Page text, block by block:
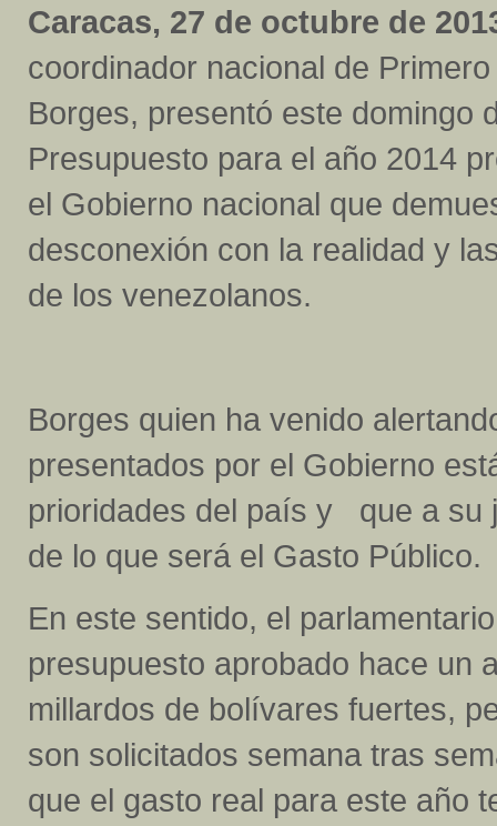
Caracas, 27 de octubre de
coordinador nacional de
Borges, presentó este domingo
Presupuesto para el año 2014
el Gobierno nacional que
desconexión con la realidad y
de los venezolanos.
Borges quien ha venido
presentados por el Gobierno
prioridades del país y que a su
de lo que será el Gasto Público.
En este sentido, el
presupuesto aprobado hace un
millardos de bolívares fuertes,
son solicitados semana tras
que el gasto real para este año